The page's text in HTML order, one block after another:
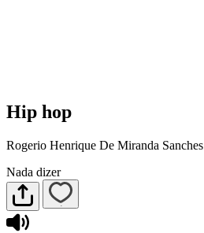
Hip hop
Rogerio Henrique De Miranda Sanches
Nada dizer